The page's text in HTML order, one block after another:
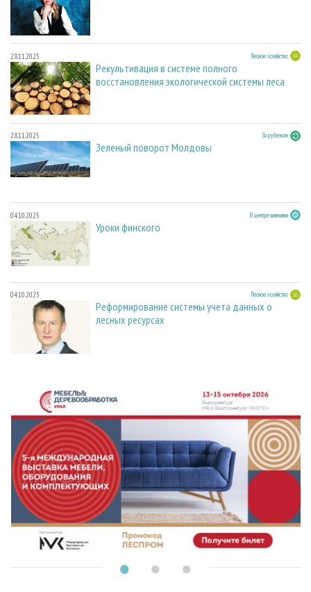
28.11.2025 Лесное хозяйство
Рекультивация в системе полного
восстановления экологической системы леса
28.11.2025 За рубежом
Зеленый поворот Молдовы
04.10.2025 В центре внимания
Уроки финского
04.10.2025 Лесное хозяйство
Реформирование системы учета данных о
лесных ресурсах